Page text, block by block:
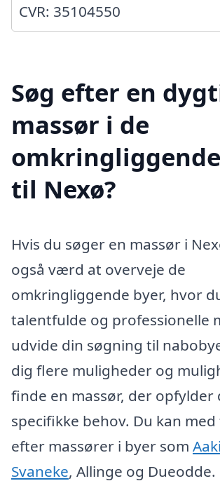
CVR: 35104550
Søg efter en
massør i de
til Nexø?
Hvis du søger en massør i
også værd at overveje de
omkringliggende byer, hvor
talentfulde og professionelle
udvide din søgning til
dig flere muligheder og
finde en massør, der opfylder
specifikke behov. Du kan
efter massører i byer som
Svaneke, Allinge og Dueodde.